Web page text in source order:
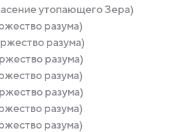
утопающего Зера)
разума)
разума)
разума)
разума)
разума)
разума)
разума)